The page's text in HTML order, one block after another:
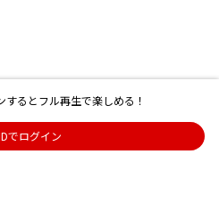
するとフル再生で楽しめる！
でログイン